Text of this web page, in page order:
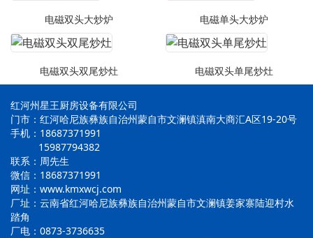
电磁双头大炒炉 电磁单头大炒炉
电磁双头双尾炒灶 电磁双头单尾炒灶
红河州星王厨房设备有限公司
门市：红河哈尼族彝族自治州蒙自市文澜镇滇南大商汇A区19-20号
手机：18687371991
15987794382
联系：周先生
微信：18687371991
网址：www.kmxwcj.com
厂址：云南省红河哈尼族彝族自治州蒙自市文澜镇姜家寨陆迎村水
踏角
厂电：0873-3736635